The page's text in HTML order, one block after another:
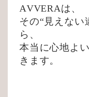
AVVERAは、
その“見えない
ら、
本当に心地よ
きます。